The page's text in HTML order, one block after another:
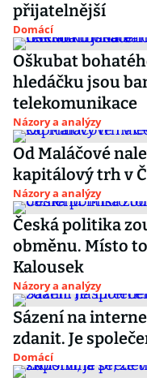
přijatelnější
Domácí
Oškubat
hledáčku jsou
telekomunikace
Názory a analýzy
Od Maláčové
kapitálový trh v
Názory a analýzy
Česká politika
obměnu. Místo
Kalousek
Názory a analýzy
Sázení na
zdanit. Je
Domácí